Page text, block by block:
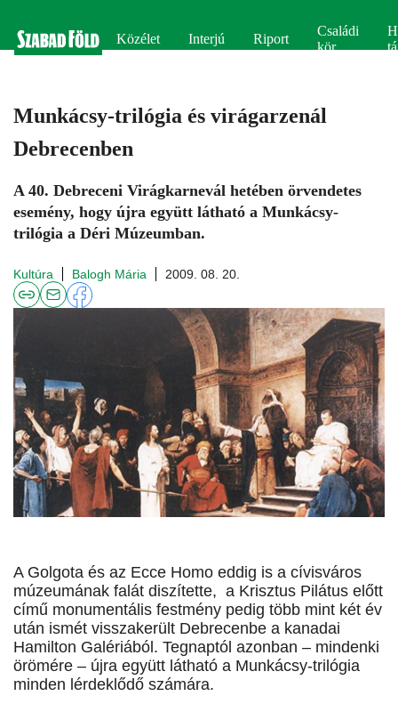
Közélet Interjú Riport
Családi
kör
Munkácsy-trilógia és virágarzenál
Debrecenben
A 40. Debreceni Virágkarnevál hetében örvendetes
esemény, hogy újra együtt látható a Munkácsy-
trilógia a Déri Múzeumban.
Kultúra Balogh Mária 2009. 08. 20.
A Golgota és az Ecce Homo eddig is a cívisváros
múzeumának falát diszítette, a Krisztus Pilátus előtt
című monumentális festmény pedig több mint két év
után ismét visszakerült Debrecenbe a kanadai
Hamilton Galériából. Tegnaptól azonban – mindenki
örömére – újra együtt látható a Munkácsy-trilógia
minden lérdeklődő számára.